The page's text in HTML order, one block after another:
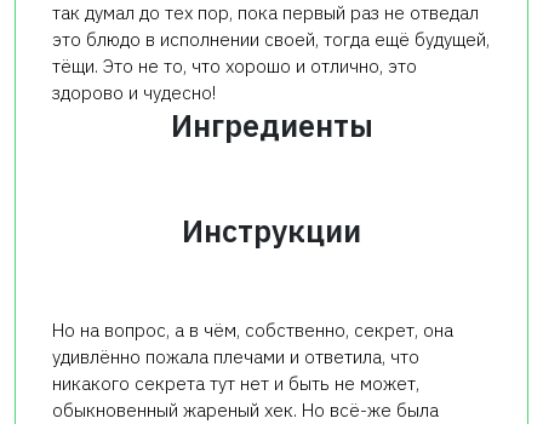
так думал до тех пор, пока первый раз не отведал
это блюдо в исполнении своей, тогда ещё будущей,
тёщи. Это не то, что хорошо и отлично, это
здорово и чудесно!
Ингредиенты
Инструкции
Но на вопрос, а в чём, собственно, секрет, она
удивлённо пожала плечами и ответила, что
никакого секрета тут нет и быть не может,
обыкновенный жареный хек. Но всё-же была